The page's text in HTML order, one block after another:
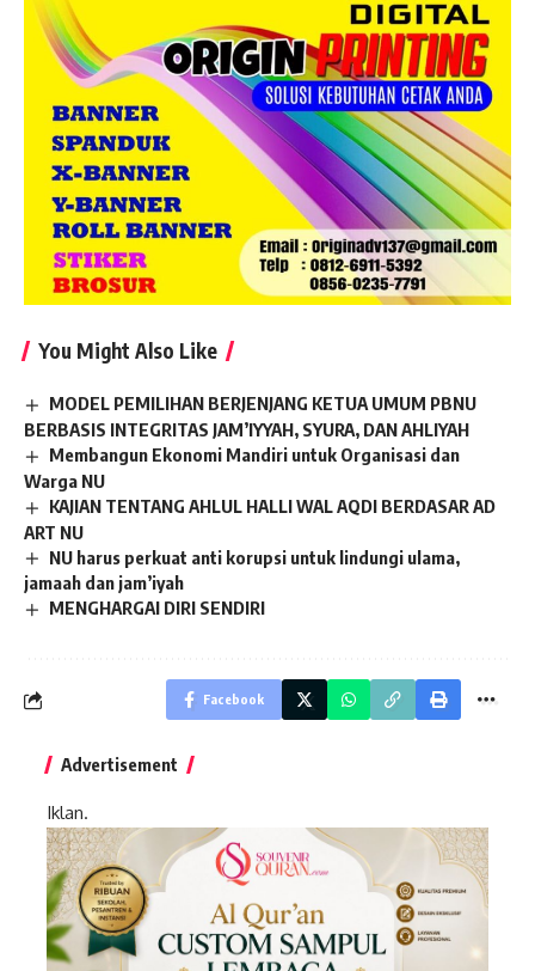
You Might Also Like
MODEL PEMILIHAN BERJENJANG KETUA UMUM PBNU
BERBASIS INTEGRITAS JAM’IYYAH, SYURA, DAN AHLIYAH
Membangun Ekonomi Mandiri untuk Organisasi dan
Warga NU
KAJIAN TENTANG AHLUL HALLI WAL AQDI BERDASAR AD
ART NU
NU harus perkuat anti korupsi untuk lindungi ulama,
jamaah dan jam’iyah
MENGHARGAI DIRI SENDIRI
Facebook
Advertisement
Iklan.